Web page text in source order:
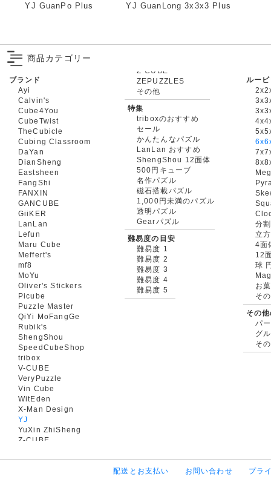
YJ GuanPo Plus YJ GuanLong 3x3x3 Plus
商品カテゴリー
ブランド
Ayi
Calvin's
Cube4You
CubeTwist
TheCubicle
Cubing Classroom
DaYan
DianSheng
Eastsheen
FangShi
FANXIN
GANCUBE
GiiKER
LanLan
Lefun
Maru Cube
Meffert's
mf8
MoYu
Oliver's Stickers
Picube
Puzzle Master
QiYi MoFangGe
Rubik's
ShengShou
SpeedCubeShop
tribox
V-CUBE
VeryPuzzle
Vin Cube
WitEden
X-Man Design
YJ
YuXin ZhiSheng
Z-CUBE
ZEPUZZLES
その他
特集
triboxのおすすめ
セール
かんたんなパズル
LanLan おすすめ
ShengShou 12面体
500円キューブ
名作パズル
磁石搭載パズル
1,000円未満のパズル
透明パズル
Gearパズル
難易度の目安
難易度 1
難易度 2
難易度 3
難易度 4
難易度 5
ルー
分
立
4面
12
球
お
そ
その
パ
グ
そ
配送とお支払い お問い合わせ プラ